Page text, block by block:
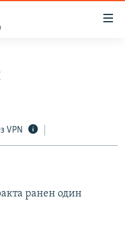
VPN
ранен один